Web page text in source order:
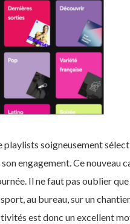
soigneusement
engagement. Ce nouveau
Il ne faut pas oublier
au bureau, sur un
est donc un excellent